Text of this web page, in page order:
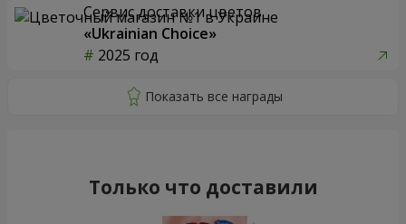
Сервис доставки цветов
«Ukrainian Choice»
2025 год
Только что доставили